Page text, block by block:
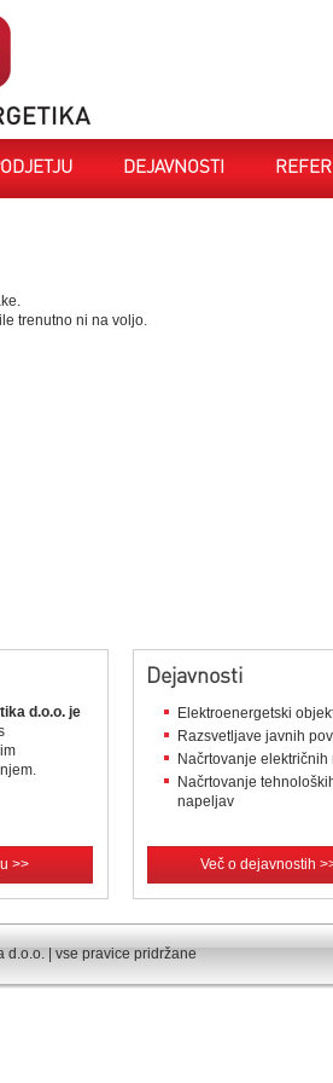
DEJAVNOSTI
trenutno ni na voljo.
d.o.o. je
>>
Dejavnosti
Elektroenergetski
Razsvetljave javnih
Načrtovanje električnih
Načrtovanje
napeljav
Več o dejavnostih
d.o.o. | vse pravice pridržane